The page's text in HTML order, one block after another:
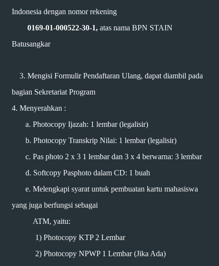
Indonesia dengan nomor rekening
0169-01-000522-30-1, atas nama BPN STAIN
Batusangkar
3. Mengisi Formulir Pendaftaran Ulang, dapat diambil pada
bagian Sekretariat Program
4. Menyerahkan :
a. Photocopy Ijazah: 1 lembar (legalisir)
b. Photocopy Transkrip Nilai: 1 lembar (legalisir)
c. Pas photo 2 x 3 1 lembar dan 3 x 4 berwarna: 3 lembar
d. Softcopy Pasphoto dalam CD: 1 buah
e. Melengkapi syarat untuk pembuatan kartu mahasiswa
yang juga berfungsi sebagai
ATM, yaitu:
1) Photocopy KTP 2 Lembar
2) Photocopy NPWP 1 Lembar (Jika Ada)